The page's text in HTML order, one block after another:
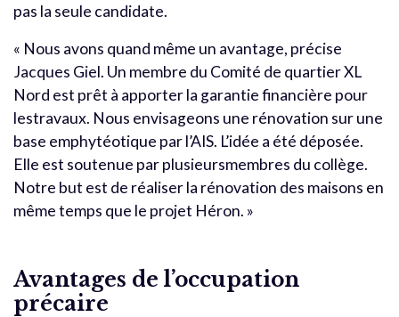
pas la seule candidate.
« Nous avons quand même un avantage, précise
Jacques Giel. Un membre du Comité de quartier XL
Nord est prêt à apporter la garantie financière pour
lestravaux. Nous envisageons une rénovation sur une
base emphytéotique par l’AIS. L’idée a été déposée.
Elle est soutenue par plusieursmembres du collège.
Notre but est de réaliser la rénovation des maisons en
même temps que le projet Héron. »
Avantages de l’occupation
précaire